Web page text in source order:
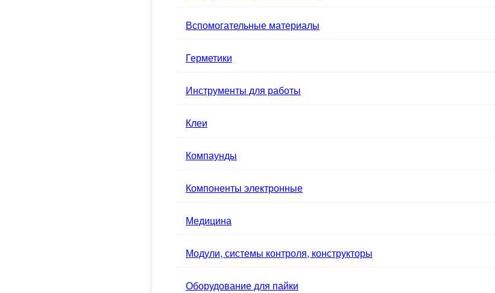
Вспомогательные материалы
Герметики
Инструменты для работы
Клеи
Компаунды
Компоненты электронные
Медицина
Модули, системы контроля, конструкторы
Оборудование для пайки